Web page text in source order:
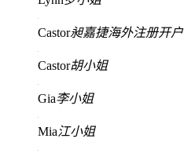
Castor昶嘉捷海外注册开户
Castor胡小姐
Gia李小姐
Mia江小姐